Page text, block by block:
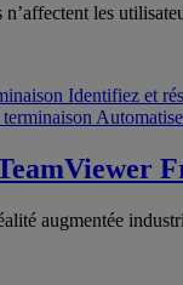
les
Identifiez et
augmentée